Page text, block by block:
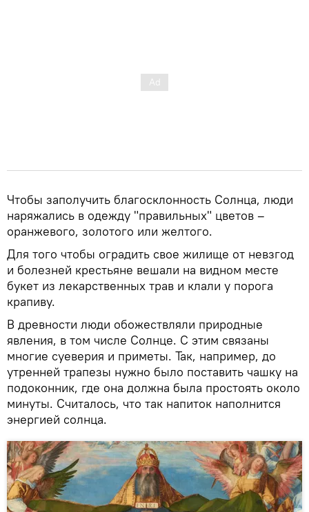
Чтобы заполучить благосклонность Солнца, люди
наряжались в одежду "правильных" цветов –
оранжевого, золотого или желтого.
Для того чтобы оградить свое жилище от невзгод
и болезней крестьяне вешали на видном месте
букет из лекарственных трав и клали у порога
крапиву.
В древности люди обожествляли природные
явления, в том числе Солнце. С этим связаны
многие суеверия и приметы. Так, например, до
утренней трапезы нужно было поставить чашку на
подоконник, где она должна была простоять около
минуты. Считалось, что так напиток наполнится
энергией солнца.